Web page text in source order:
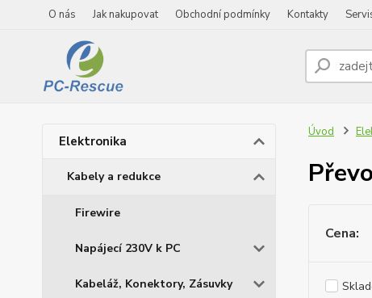
O nás Jak nakupovat Obchodní podmínky Kontakty
Elektronika
Kabely a redukce
Firewire
Napájecí 230V k PC
Kabeláž, Konektory, Zásuvky
Úvod
Cena: